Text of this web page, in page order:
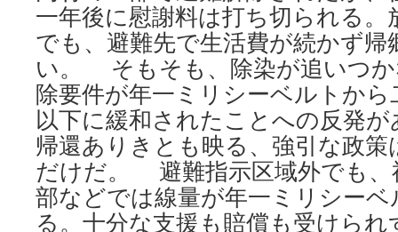
一年後に慰謝料は打ち切られる。
でも、避難先で生活費が続かず
い。 そもそも、除染が追いつ
除要件が年一ミリシーベルトか
以下に緩和されたことへの反発
帰還ありきとも映る、強引な政
だけだ。 避難指示区域外でも、
部などでは線量が年一ミリシー
る。十分な支援も賠償も受けら